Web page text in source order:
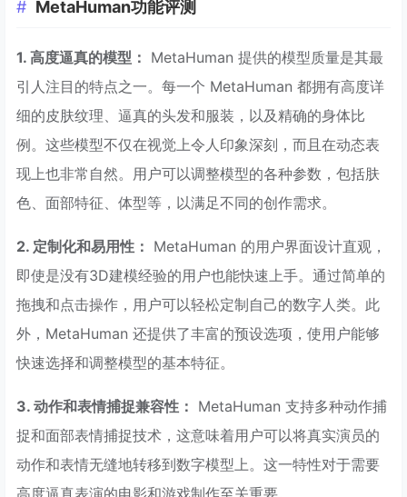
MetaHuman功能评测
1. 高度逼真的模型： MetaHuman 提供的模型质量是其最
引人注目的特点之一。每一个 MetaHuman 都拥有高度详
细的皮肤纹理、逼真的头发和服装，以及精确的身体比
例。这些模型不仅在视觉上令人印象深刻，而且在动态表
现上也非常自然。用户可以调整模型的各种参数，包括肤
色、面部特征、体型等，以满足不同的创作需求。
2. 定制化和易用性： MetaHuman 的用户界面设计直观，
即使是没有3D建模经验的用户也能快速上手。通过简单的
拖拽和点击操作，用户可以轻松定制自己的数字人类。此
外，MetaHuman 还提供了丰富的预设选项，使用户能够
快速选择和调整模型的基本特征。
3. 动作和表情捕捉兼容性： MetaHuman 支持多种动作捕
捉和面部表情捕捉技术，这意味着用户可以将真实演员的
动作和表情无缝地转移到数字模型上。这一特性对于需要
高度逼真表演的电影和游戏制作至关重要。